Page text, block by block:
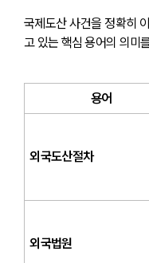
국제도산 사건을 정확히
고 있는 핵심 용어의 의미
용어
외국도산절차
외국법원